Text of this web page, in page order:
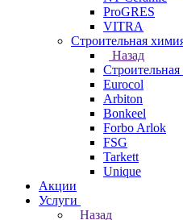
ProGRES
VITRA
Строительная
Назад
Eurocol
Arbiton
Bonkeel
Forbo Arlok
FSG
Tarkett
Unique
Акции
Услуги
Назад